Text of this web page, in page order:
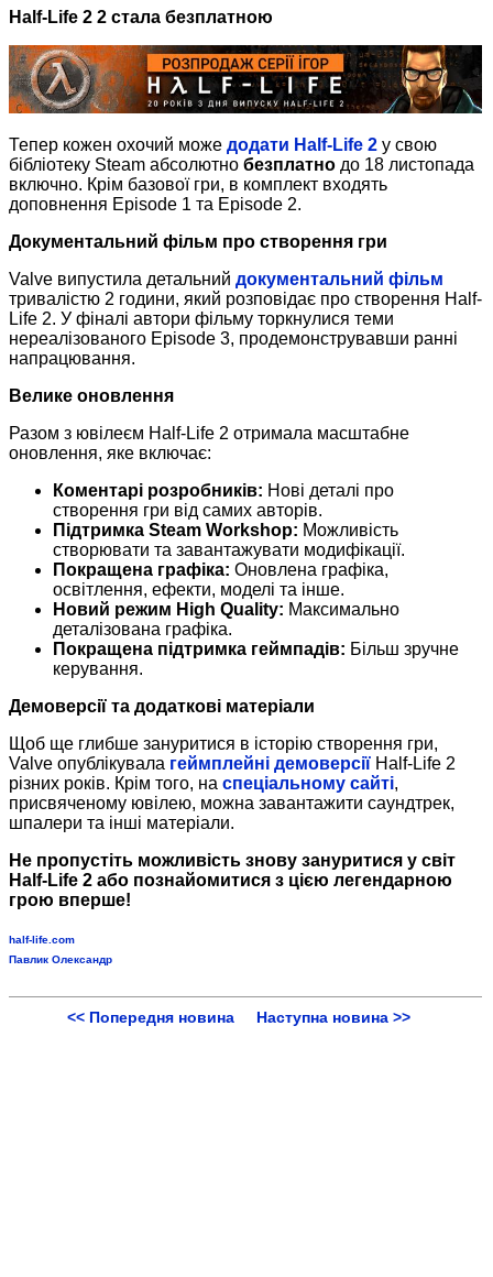
Half-Life 2 2 стала безплатною
Тепер кожен охочий може додати Half-Life 2 у свою
бібліотеку Steam абсолютно безплатно до 18 листопада
включно. Крім базової гри, в комплект входять
доповнення Episode 1 та Episode 2.
Документальний фільм про створення гри
Valve випустила детальний документальний фільм
тривалістю 2 години, який розповідає про створення Half-
Life 2. У фіналі автори фільму торкнулися теми
нереалізованого Episode 3, продемонструвавши ранні
напрацювання.
Велике оновлення
Разом з ювілеєм Half-Life 2 отримала масштабне
оновлення, яке включає:
Коментарі розробників: Нові деталі про
створення гри від самих авторів.
Підтримка Steam Workshop: Можливість
створювати та завантажувати модифікації.
Покращена графіка: Оновлена графіка,
освітлення, ефекти, моделі та інше.
Новий режим High Quality: Максимально
деталізована графіка.
Покращена підтримка геймпадів: Більш зручне
керування.
Демоверсії та додаткові матеріали
Щоб ще глибше зануритися в історію створення гри,
Valve опублікувала геймплейні демоверсії Half-Life 2
різних років. Крім того, на спеціальному сайті,
присвяченому ювілею, можна завантажити саундтрек,
шпалери та інші матеріали.
Не пропустіть можливість знову зануритися у світ
Half-Life 2 або познайомитися з цією легендарною
грою вперше!
half-life.com
Павлик Олександр
<< Попередня новина Наступна новина >>